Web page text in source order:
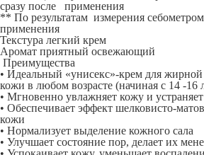
сразу после применения
** По результатам измерения
применения
Текстура легкий крем
Аромат приятный освежающий
Преимущества
• Идеальный «унисекс»-крем для
кожи в любом возрасте (начиная с 14 -16
• Мгновенно увлажняет кожу и
• Обеспечивает эффект шелковисто-
кожи
• Нормализует выделение кожного сала
• Улучшает состояние пор, делает их